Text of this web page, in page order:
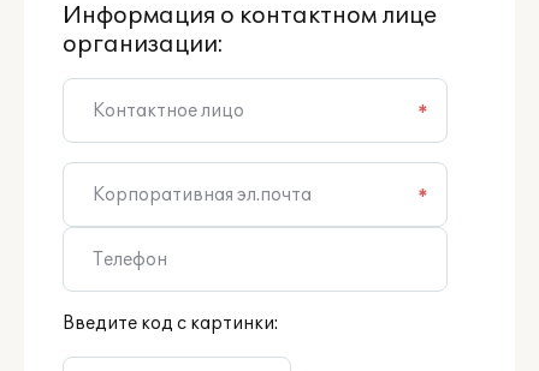
Информация о контактном лице
организации:
*
*
Введите код с картинки: